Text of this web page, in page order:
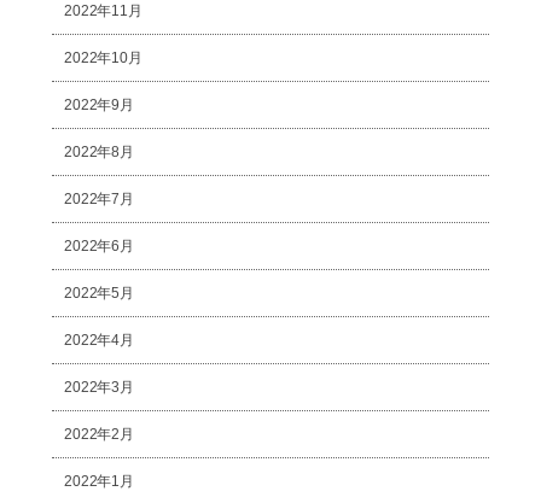
2022年11月
2022年10月
2022年9月
2022年8月
2022年7月
2022年6月
2022年5月
2022年4月
2022年3月
2022年2月
2022年1月